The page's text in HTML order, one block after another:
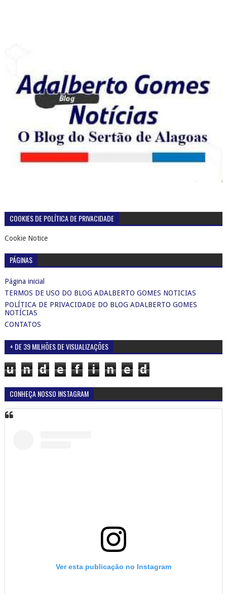
COOKIES DE POLÍTICA DE PRIVACIDADE
Cookie Notice
PÁGINAS
Página inicial
TERMOS DE USO DO BLOG ADALBERTO GOMES NOTICIAS
POLÍTICA DE PRIVACIDADE DO BLOG ADALBERTO GOMES
NOTÍCIAS
CONTATOS
+ DE 39 MILHÕES DE VISUALIZAÇÕES
u n d e f i n e d
CONHEÇA NOSSO INSTAGRAM
Ver esta publicação no Instagram